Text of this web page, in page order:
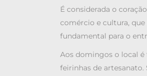
É considerada o
comércio e cultura,
fundamental para o
Aos domingos o local é
feirinhas de